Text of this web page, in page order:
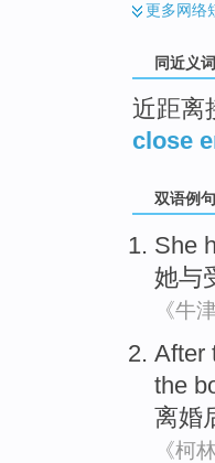
更多网络
同近义词
近距离
close
双语例句
She
她与
《牛
After
the
离婚
《柯